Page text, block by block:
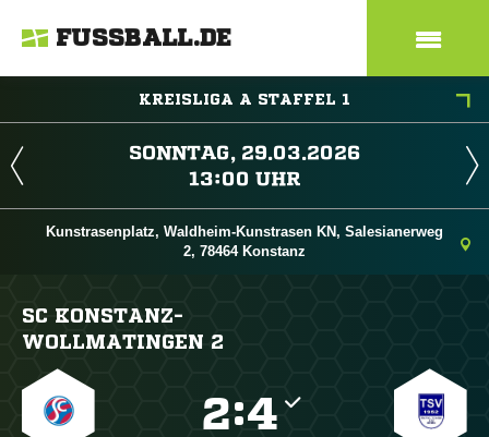
FUSSBALL.DE
KREISLIGA A STAFFEL 1
 
 
Kunstrasenplatz, Waldheim-Kunstrasen KN, Salesianerweg
2, 78464 Konstanz
SC KONSTANZ-
WOLLMATINGEN 2
: